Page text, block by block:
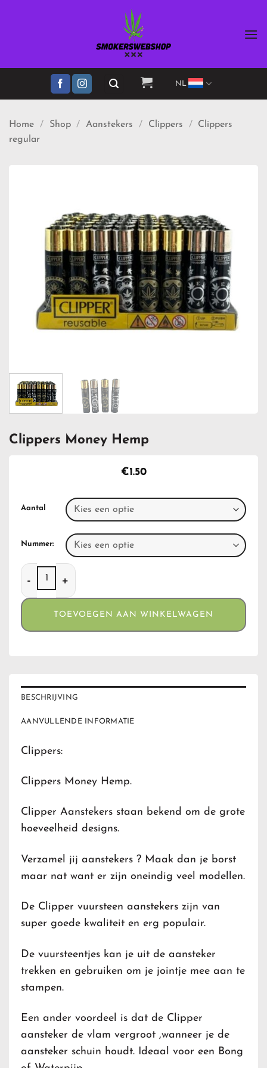
NL
Home / Shop / Aanstekers / Clippers /
Clippers
regular
Clippers Money Hemp
€1.50
Aantal
Nummer:
Clippers Money Hemp aantal
TOEVOEGEN AAN WINKELWAGEN
BESCHRIJVING
AANVULLENDE INFORMATIE
Clippers:
Clippers Money Hemp.
Clipper Aanstekers staan bekend om de grote
hoeveelheid designs.
Verzamel jij aanstekers ? Maak dan je borst
maar nat want er zijn oneindig veel modellen.
De Clipper vuursteen aanstekers zijn van
super goede kwaliteit en erg populair.
De vuursteentjes kan je uit de aansteker
trekken en gebruiken om je jointje mee aan te
stampen.
Een ander voordeel is dat de Clipper
aansteker de vlam vergroot ,wanneer je de
aansteker schuin houdt. Ideaal voor een Bong